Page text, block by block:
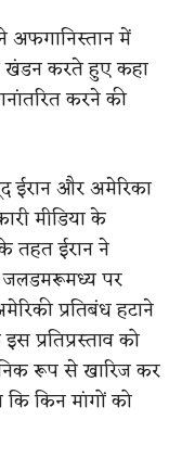
अफगानिस्तान में
खंडन करते हुए कहा
करने की
ईरान और अमेरिका
मीडिया के
तहत ईरान ने
जलडमरूमध्य पर
प्रतिबंध हटाने
प्रतिप्रस्ताव को
रूप से खारिज कर
कि किन मांगों को